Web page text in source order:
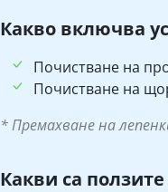
Какво включва
Почистване на
Почистване на
* Премахване на
Какви са